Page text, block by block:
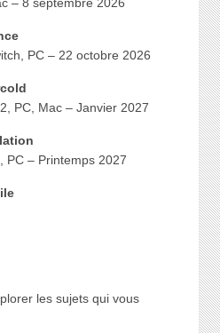
PC – 22 octobre 2026
PC, Mac – Janvier 2027
PC – Printemps 2027
les sujets qui vous